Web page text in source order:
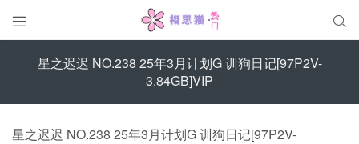
 
星之迟迟 NO.238 25年3月计划G 训狗日记[97P2V-
3.84GB]VIP
星之迟迟 NO.238 25年3月计划G 训狗日记[97P2V-